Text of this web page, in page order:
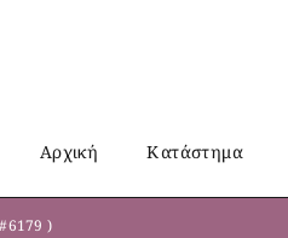
Αρχική Κατάστημα
)